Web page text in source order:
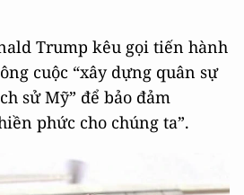
Trump kêu gọi tiến hành
cuộc “xây dựng quân sự
sử Mỹ” để bảo đảm
phức cho chúng ta”.